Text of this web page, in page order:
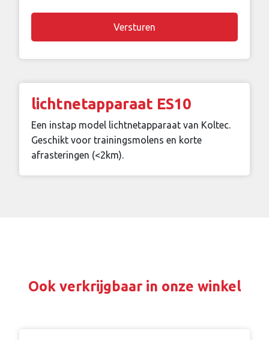
Chapta
lichtnetapparaat ES10
Een instap model lichtnetapparaat van Koltec.
Geschikt voor trainingsmolens en korte
afrasteringen (<2km).
Ook verkrijgbaar in onze winkel